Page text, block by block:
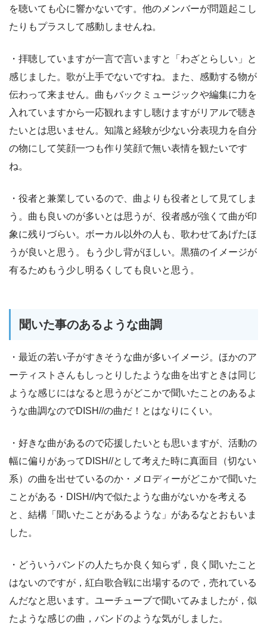
を聴いても心に響かないです。他のメンバーが問題起こし
たりもプラスして感動しませんね。
・拝聴していますが一言で言いますと「わざとらしい」と
感じました。歌が上手でないですね。また、感動する物が
伝わって来ません。曲もバックミュージックや編集に力を
入れていますから一応観れますし聴けますがリアルで聴き
たいとは思いません。知識と経験が少ない分表現力を自分
の物にして笑顔一つも作り笑顔で無い表情を観たいです
ね。
・役者と兼業しているので、曲よりも役者として見てしま
う。曲も良いのが多いとは思うが、役者感が強くて曲が印
象に残りづらい。ボーカル以外の人も、歌わせてあげたほ
うが良いと思う。もう少し背がほしい。黒猫のイメージが
有るためもう少し明るくしても良いと思う。
聞いた事のあるような曲調
・最近の若い子がすきそうな曲が多いイメージ。ほかのア
ーティストさんもしっとりしたような曲を出すときは同じ
ような感じにはなると思うがどこかで聞いたことのあるよ
うな曲調なのでDISH//の曲だ！とはなりにくい。
・好きな曲があるので応援したいとも思いますが、活動の
幅に偏りがあってDISH//として考えた時に真面目（切ない
系）の曲を出せているのか・メロディーがどこかで聞いた
ことがある・DISH//内で似たような曲がないかを考える
と、結構「聞いたことがあるような」があるなとおもいま
した。
・どういうバンドの人たちか良く知らず，良く聞いたこと
はないのですが，紅白歌合戦に出場するので，売れている
んだなと思います。ユーチューブで聞いてみましたが，似
たような感じの曲，バンドのような気がしました。